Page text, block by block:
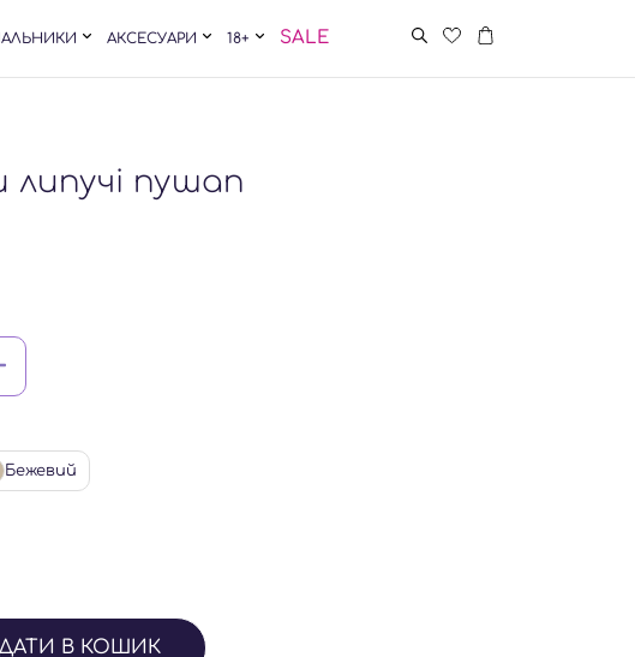
АКСЕСУАРИ 18+ SALE
липучі пушап
Бежевий
В КОШИК